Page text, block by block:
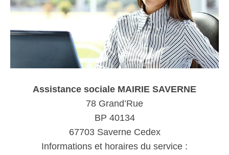
Assistance sociale MAIRIE SAVERNE
78 Grand’Rue
BP 40134
67703 Saverne Cedex
Informations et horaires du service :